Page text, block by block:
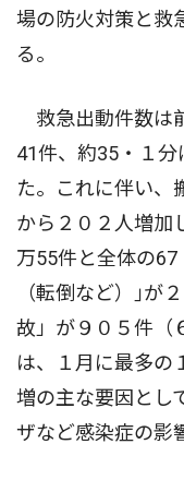
場の防火対策と救
る。
救急出動件数は
41件、約35・１
た。これに伴い、
から２０２人増加
万55件と全体の
（転倒など）｣が
故」が９０５件（
は、１月に最多の
増の主な要因とし
ザなど感染症の影